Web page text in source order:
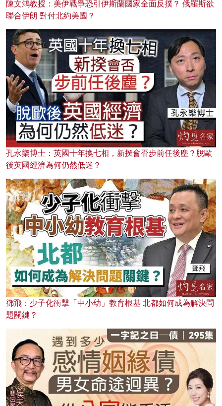
陳文鴻教授：美伊戰爭恐引伊斯蘭國家全面反撲？ 俄羅斯欲
聯合伊朗 對付北約美國？
孔永樂博士：英國十年換七相，新揆會否步前任後塵？脫歐
後英國經濟為何仍然低迷？
鄧飛：少子化衝擊「中小幼」教育根基 北都如何成為解決問
題關鍵？